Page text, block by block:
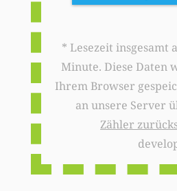
* Lesezeit insgesamt
Minute. Diese Daten
Ihrem Browser
an unsere Server
Zähler